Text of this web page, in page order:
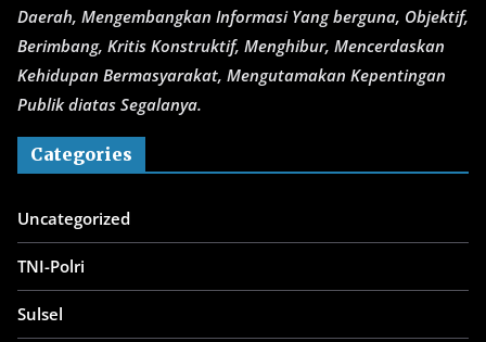
Daerah, Mengembangkan Informasi Yang berguna, Objektif,
Berimbang, Kritis Konstruktif, Menghibur, Mencerdaskan
Kehidupan Bermasyarakat, Mengutamakan Kepentingan
Publik diatas Segalanya.
Categories
Uncategorized
TNI-Polri
Sulsel